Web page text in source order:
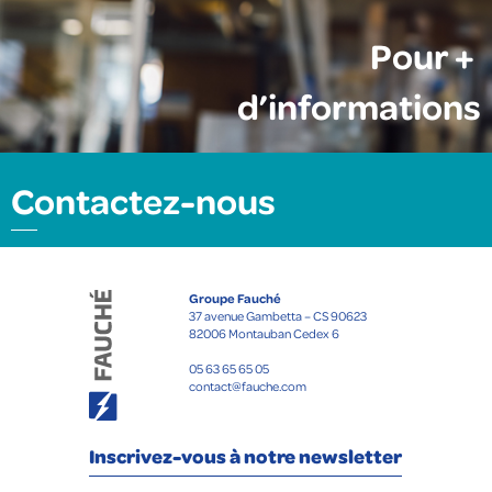
Pour +
d’informations
Contactez-nous
Groupe Fauché
37 avenue Gambetta – CS 90623
82006 Montauban Cedex 6
05 63 65 65 05
contact@fauche.com
Inscrivez-vous à notre newsletter